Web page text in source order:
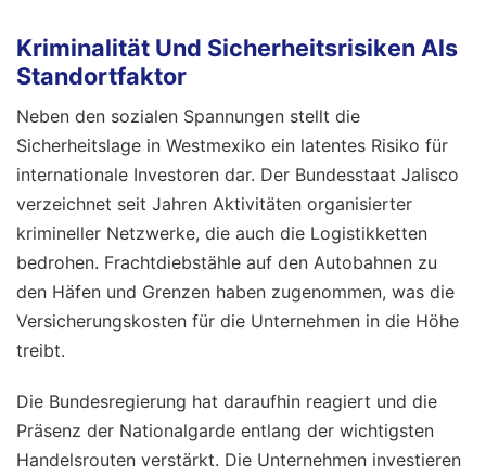
Kriminalität Und Sicherheitsrisiken Als
Standortfaktor
Neben den sozialen Spannungen stellt die
Sicherheitslage in Westmexiko ein latentes Risiko für
internationale Investoren dar. Der Bundesstaat Jalisco
verzeichnet seit Jahren Aktivitäten organisierter
krimineller Netzwerke, die auch die Logistikketten
bedrohen. Frachtdiebstähle auf den Autobahnen zu
den Häfen und Grenzen haben zugenommen, was die
Versicherungskosten für die Unternehmen in die Höhe
treibt.
Die Bundesregierung hat daraufhin reagiert und die
Präsenz der Nationalgarde entlang der wichtigsten
Handelsrouten verstärkt. Die Unternehmen investieren